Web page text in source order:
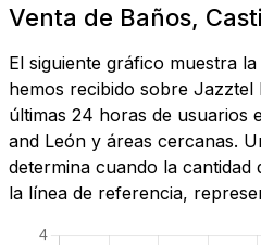
Venta de Baños,
El siguiente gráfico muestra
hemos recibido sobre Jazztel
últimas 24 horas de usuarios
and León y áreas cercanas.
determina cuando la
la línea de referencia,